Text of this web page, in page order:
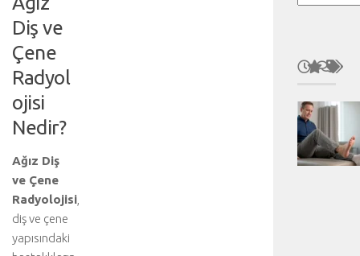
Diş ve
Çene
Radyol
ojisi
Nedir?
Ağız Diş
ve Çene
Radyolojisi
diş ve çene
yapısındaki